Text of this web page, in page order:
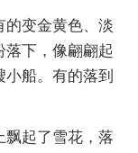
的变金黄色、淡
落下，像翩翩起
船。有的落到
飘起了雪花，落